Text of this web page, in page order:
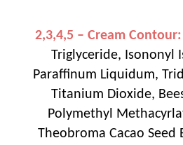
2,3,4,5 – Cream Contour:
Triglyceride, Isononyl
Paraffinum Liquidum,
Titanium Dioxide,
Polymethyl
Theobroma Cacao Seed